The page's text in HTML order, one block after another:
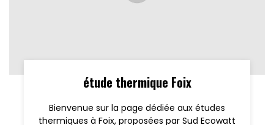
étude thermique Foix
Bienvenue sur la page dédiée aux études
thermiques à Foix, proposées par Sud Ecowatt